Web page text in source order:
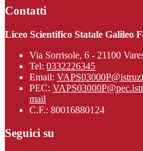
Contatti
Liceo Scientifico Statale Galileo
Via Sorrisole, 6 - 21100
Tel: 0332226345
Email:
PEC:
mail
C.F.: 80016880124
Seguici su